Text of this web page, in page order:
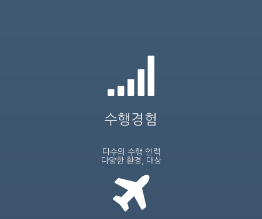
수행경험
다수의 수행 인력
다양한 환경, 대상